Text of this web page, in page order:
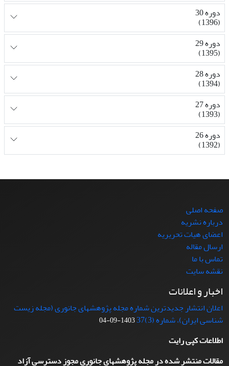
دوره 30
(1396)
دوره 29
(1395)
دوره 28
(1394)
دوره 27
(1393)
دوره 26
(1392)
صفحه اصلی
درباره نشریه
اعضای هیات تحریریه
ارسال مقاله
تماس با ما
نقشه سایت
اخبار و اعلانات
اعلان انتشار جدیدترین شماره مجله پژوهشهای جانوری (مجله زیست
شناسی ایران)، شماره (3)37
1403-09-04
اطلاعات کپی رایت
مقالات منتشر شده در مجله پژوهشهای جانوری مجوز دسترسی آزاد